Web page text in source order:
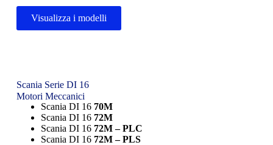
Visualizza i modelli
Scania Serie DI 16
Motori Meccanici
Scania DI 16 70M
Scania DI 16 72M
Scania DI 16 72M – PLC
Scania DI 16 72M – PLS